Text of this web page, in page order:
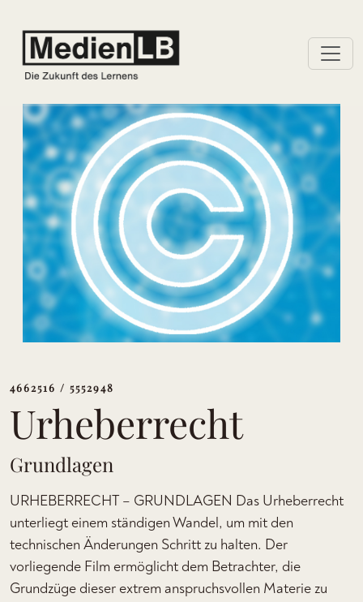
4662516 / 5552948
Urheberrecht
Grundlagen
URHEBERRECHT – GRUNDLAGEN Das Urheberrecht
unterliegt einem ständigen Wandel, um mit den
technischen Änderungen Schritt zu halten. Der
vorliegende Film ermöglicht dem Betrachter, die
Grundzüge dieser extrem anspruchsvollen Materie zu